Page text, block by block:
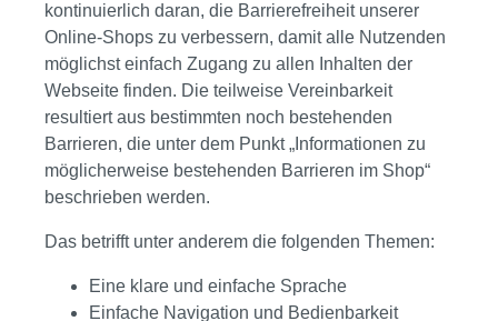
kontinuierlich daran, die Barrierefreiheit unserer
Online-Shops zu verbessern, damit alle Nutzenden
möglichst einfach Zugang zu allen Inhalten der
Webseite finden. Die teilweise Vereinbarkeit
resultiert aus bestimmten noch bestehenden
Barrieren, die unter dem Punkt „Informationen zu
möglicherweise bestehenden Barrieren im Shop“
beschrieben werden.
Das betrifft unter anderem die folgenden Themen:
Eine klare und einfache Sprache
Einfache Navigation und Bedienbarkeit